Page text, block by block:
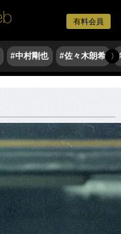
有料会員
#中村剛也 #佐々木朗希 〉